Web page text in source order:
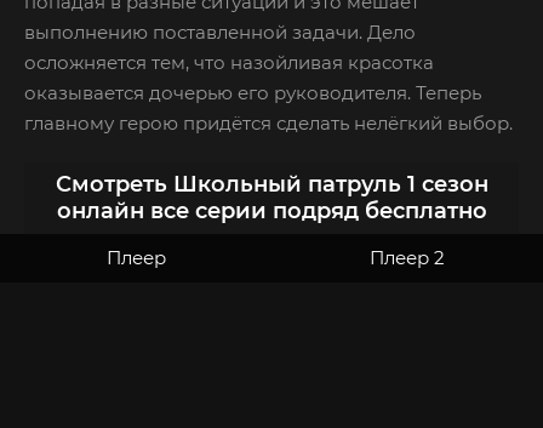
выполнению поставленной задачи. Дело
осложняется тем, что назойливая красотка
оказывается дочерью его руководителя. Теперь
главному герою придётся сделать нелёгкий выбор.
Смотреть Школьный патруль 1 сезон
онлайн все серии подряд бесплатно
Плеер Плеер 2